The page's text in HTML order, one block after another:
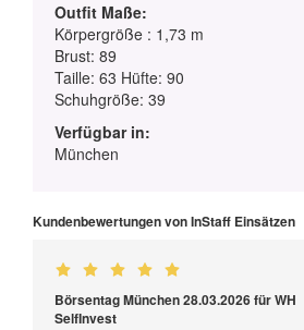
Outfit Maße:
Körpergröße : 1,73 m
Brust: 89
Taille: 63 Hüfte: 90
Schuhgröße: 39
Verfügbar in:
München
Kundenbewertungen von InStaff Einsätzen
Börsentag München 28.03.2026 für WH
SelfInvest